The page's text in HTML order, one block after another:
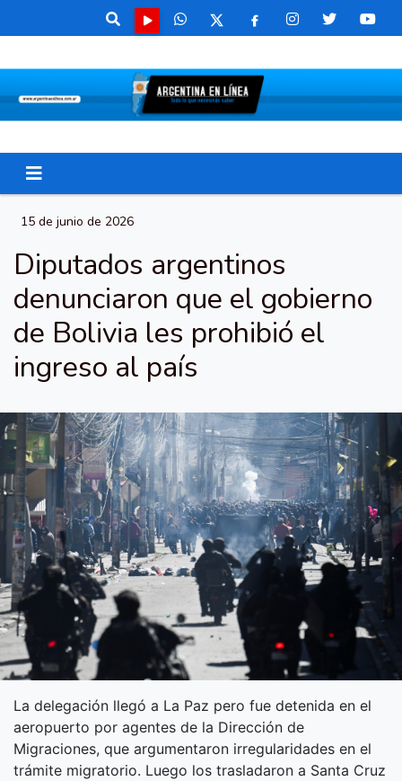
15 de junio de 2026
Diputados argentinos
denunciaron que el gobierno
de Bolivia les prohibió el
ingreso al país
La delegación llegó a La Paz pero fue detenida en el
aeropuerto por agentes de la Dirección de
Migraciones, que argumentaron irregularidades en el
trámite migratorio. Luego los trasladaron a Santa Cruz